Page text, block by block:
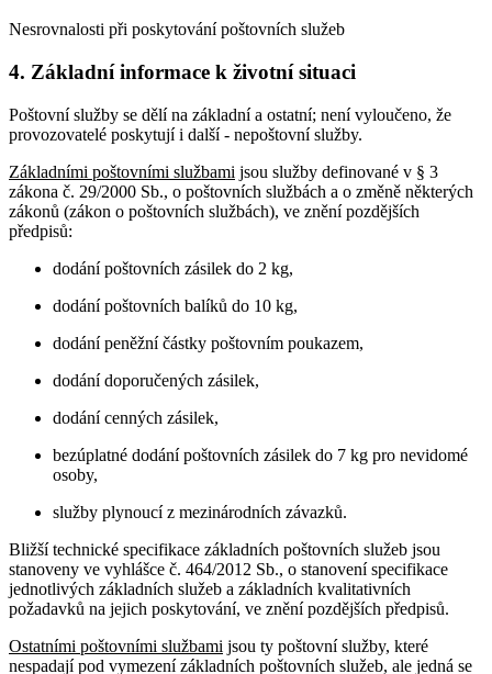
Nesrovnalosti při poskytování poštovních služeb
4. Základní informace k životní situaci
Poštovní služby se dělí na základní a ostatní; není vyloučeno, že
provozovatelé poskytují i další - nepoštovní služby.
Základními poštovními službami jsou služby definované v § 3
zákona č. 29/2000 Sb., o poštovních službách a o změně některých
zákonů (zákon o poštovních službách), ve znění pozdějších
předpisů:
dodání poštovních zásilek do 2 kg,
dodání poštovních balíků do 10 kg,
dodání peněžní částky poštovním poukazem,
dodání doporučených zásilek,
dodání cenných zásilek,
bezúplatné dodání poštovních zásilek do 7 kg pro nevidomé
osoby,
služby plynoucí z mezinárodních závazků.
Bližší technické specifikace základních poštovních služeb jsou
stanoveny ve vyhlášce č. 464/2012 Sb., o stanovení specifikace
jednotlivých základních služeb a základních kvalitativních
požadavků na jejich poskytování, ve znění pozdějších předpisů.
Ostatními poštovními službami jsou ty poštovní služby, které
nespadají pod vymezení základních poštovních služeb, ale jedná se